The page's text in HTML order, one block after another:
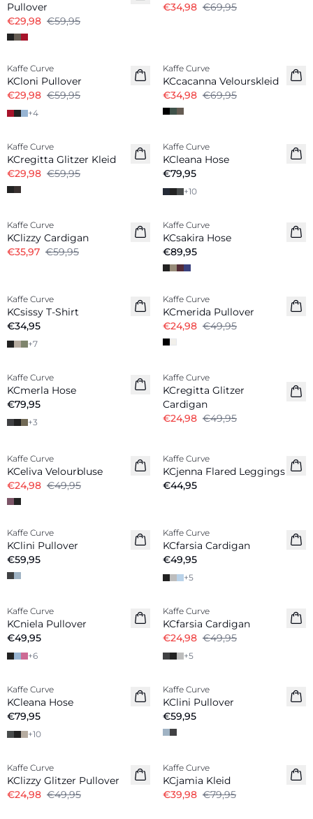
Pullover
€29,98 €59,95
€34,98 €69,95
-50%
Kaffe Curve
KCloni Pullover
€29,98 €59,95
+4
Kaffe Curve
KCcacanna Velourskleid
€34,98 €69,95
Kaffe Curve
KCregitta Glitzer Kleid
€29,98 €59,95
Kaffe Curve
KCleana Hose
€79,95
+10
Kaffe Curve
KClizzy Cardigan
€35,97 €59,95
Kaffe Curve
KCsakira Hose
€89,95
Neuheiten
Kaffe Curve
KCsissy T-Shirt
€34,95
+7
-50%
Kaffe Curve
KCmerida Pullover
€24,98 €49,95
Kaffe Curve
KCmerla Hose
€79,95
+3
Kaffe Curve
KCregitta Glitzer
Cardigan
€24,98 €49,95
Kaffe Curve
KCeliva Velourbluse
€24,98 €49,95
Kaffe Curve
KCjenna Flared Leggings
€44,95
Kaffe Curve
KClini Pullover
€59,95
Kaffe Curve
KCfarsia Cardigan
€49,95
+5
Kaffe Curve
KCniela Pullover
€49,95
+6
Kaffe Curve
KCfarsia Cardigan
€24,98 €49,95
+5
Kaffe Curve
KCleana Hose
€79,95
+10
Kaffe Curve
KClini Pullover
€59,95
Kaffe Curve
KClizzy Glitzer Pullover
€24,98 €49,95
Kaffe Curve
KCjamia Kleid
€39,98 €79,95